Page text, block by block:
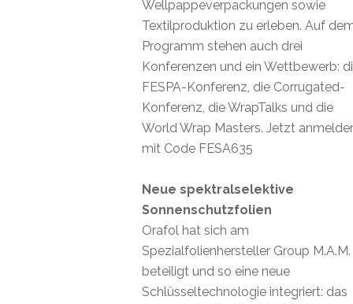
Wellpappeverpackungen sowie
Textilproduktion zu erleben. Auf
Programm stehen auch drei
Konferenzen und ein Wettbewerb:
FESPA-Konferenz, die Corrugated-
Konferenz, die WrapTalks und die
World Wrap Masters. Jetzt
mit Code FESA635
Neue spektralselektive
Sonnenschutzfolien
Orafol hat sich am
Spezialfolienhersteller Group M.A.M.
beteiligt und so eine neue
Schlüsseltechnologie integriert: das